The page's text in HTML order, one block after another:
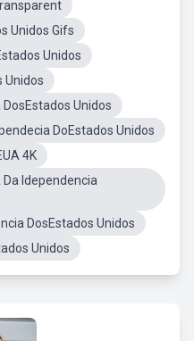
Unidos Gifs
Unidos
Unidos
DosEstados Unidos
DoEstados Unidos
4K
Idependencia
DosEstados Unidos
Unidos